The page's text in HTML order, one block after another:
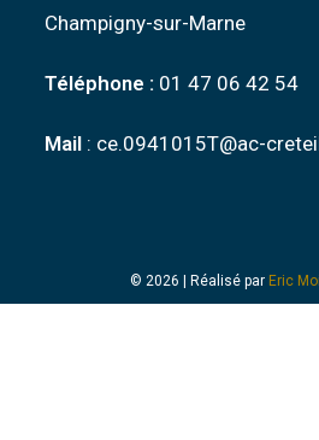
Champigny-sur-Marne
Téléphone : 01 47 06 42 54
Mail : ce.0941015T@ac-
© 2026 | Réalisé par Eric